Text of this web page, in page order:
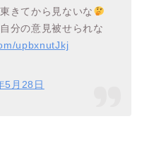
きてから見ないな
分の意見被せられな
upbxnutJkj
5月28日